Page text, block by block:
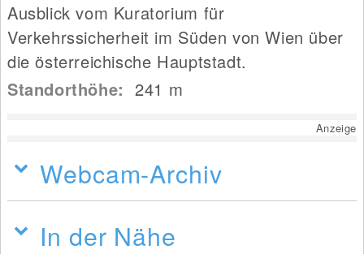
Ausblick vom Kuratorium für
Verkehrssicherheit im Süden von Wien über
die österreichische Hauptstadt.
Standorthöhe:241 m
Anzeige
Webcam-Archiv
In der Nähe